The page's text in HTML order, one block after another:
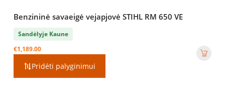
Benzininė savaeigė vejapjovė STIHL RM 650 VE
Sandėlyje Kaune
€1,189.00
Pridėti palyginimui